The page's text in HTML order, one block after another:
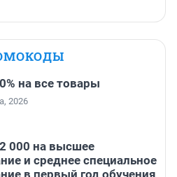
на все товары
2026
000 на высшее
и среднее специальное